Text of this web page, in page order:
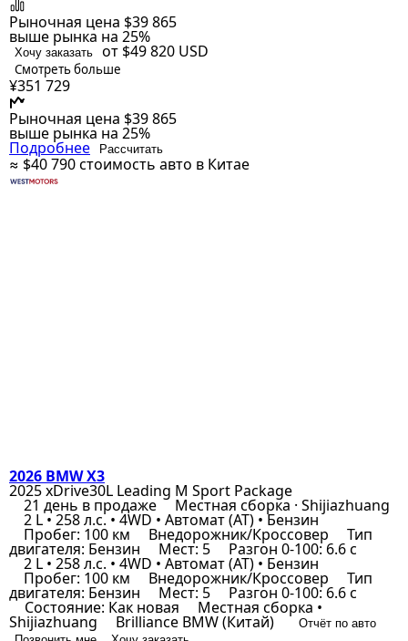
Рыночная цена $39 865
выше рынка на 25%
Хочу заказать от $49 820 USD
Смотреть больше
¥351 729
Рыночная цена $39 865
выше рынка на 25%
Подробнее Рассчитать
≈ $40 790стоимость авто в Китае
2026 BMW X3
2025 xDrive30L Leading M Sport Package
21 день в продаже Местная сборка · Shijiazhuang
2 L • 258 л.с. • 4WD • Автомат (AT) • Бензин
Пробег: 100 км Внедорожник/Кроссовер Тип
двигателя: Бензин Мест: 5 Разгон 0-100: 6.6 с
2 L • 258 л.с. • 4WD • Автомат (AT) • Бензин
Пробег: 100 км Внедорожник/Кроссовер Тип
двигателя: Бензин Мест: 5 Разгон 0-100: 6.6 с
Состояние: Как новая Местная сборка •
Shijiazhuang Brilliance BMW (Китай)
Отчёт по авто